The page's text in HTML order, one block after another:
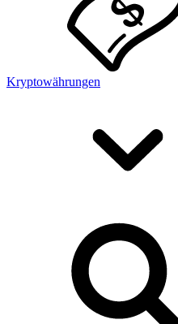
Kryptowährungen